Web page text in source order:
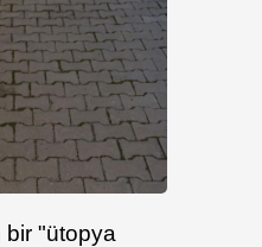
bir "ütopya